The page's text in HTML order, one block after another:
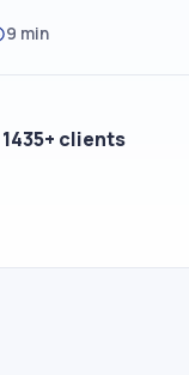
9 min
1435+ clients